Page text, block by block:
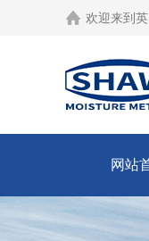
欢迎来到
网站